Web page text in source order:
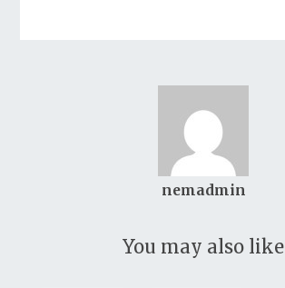
nemadmin
You may also like